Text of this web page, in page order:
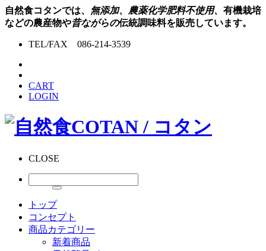
自然食コタンでは、 無添加、農薬化学肥料不使用、 有機栽培
などの農産物や昔ながらの伝統調味料を販売しています。
TEL/FAX 086-214-3539
CART
LOGIN
CLOSE
トップ
コンセプト
商品カテゴリー
新着商品